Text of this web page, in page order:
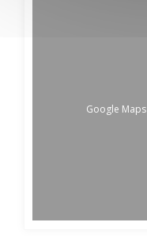
Pratique
Google